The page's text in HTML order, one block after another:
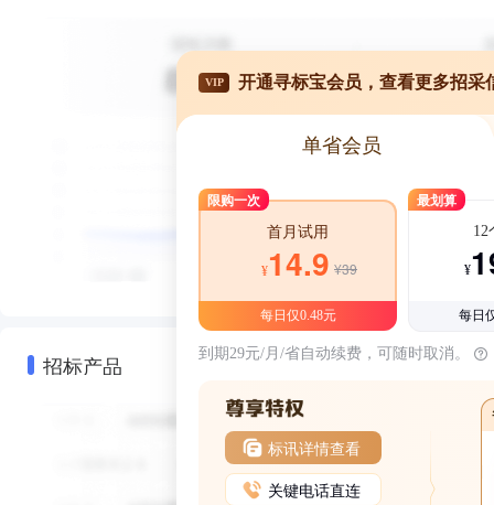
招标产品
VIP 开通寻标宝会员，查看更多招采
单省会员
限购一次
首月试用
¥14.9 ¥39
每日仅0.48元
最划算
12
¥
每日
到期29元/月/省自动续费，可随时取消。
标讯详情查看
关键电话直连